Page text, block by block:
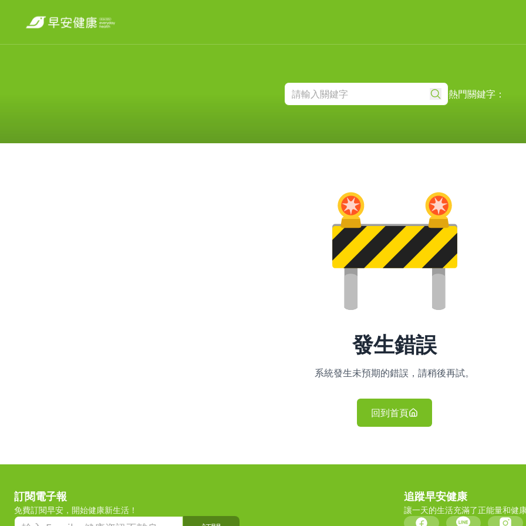
熱門關鍵字：
發生錯誤
系統發生未預期的錯誤，請稍後再試。
回到首頁
訂閱電子報
免費訂閱早安，開始健康新生活！
追蹤早安健康
讓一天的生活充滿了正能量和健